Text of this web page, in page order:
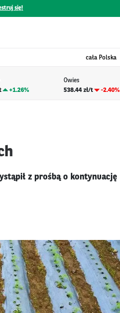
się!
cała Polska
+1.26%
Owies
538.44 zł/t
-2.40%
z prośbą o kontynuację